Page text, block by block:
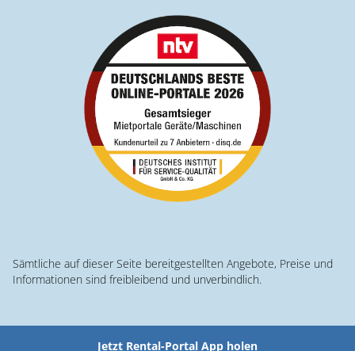
Sämtliche auf dieser Seite bereitgestellten Angebote, Preise und
Informationen sind freibleibend und unverbindlich.
Jetzt Rental-Portal App holen